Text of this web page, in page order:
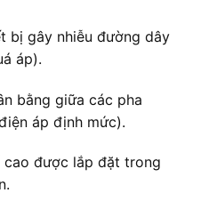
bị gây nhiễu đường dây
áp).
bằng giữa các pha
áp định mức).
cao được lắp đặt trong